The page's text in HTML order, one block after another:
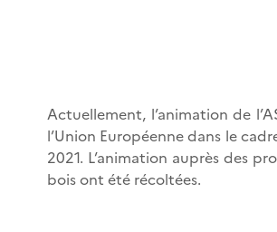
Actuellement, l’animation de
l’Union Européenne dans le
2021. L’animation auprès des
bois ont été récoltées.